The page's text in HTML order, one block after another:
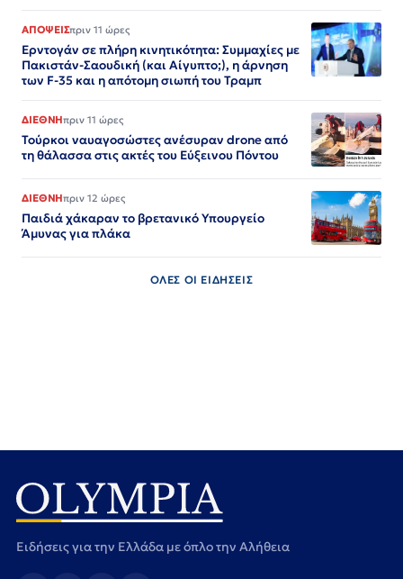
ΑΠΟΨΕΙΣπριν 11 ώρες
Ερντογάν σε πλήρη κινητικότητα: Συμμαχίες με
Πακιστάν-Σαουδική (και Αίγυπτο;), η άρνηση
των F-35 και η απότομη σιωπή του Τραμπ
ΔΙΕΘΝΗπριν 11 ώρες
Τούρκοι ναυαγοσώστες ανέσυραν drone από
τη θάλασσα στις ακτές του Εύξεινου Πόντου
ΔΙΕΘΝΗπριν 12 ώρες
Παιδιά χάκαραν το βρετανικό Υπουργείο
Άμυνας για πλάκα
ΟΛΕΣ ΟΙ ΕΙΔΗΣΕΙΣ
Ειδήσεις για την Ελλάδα με όπλο την Αλήθεια